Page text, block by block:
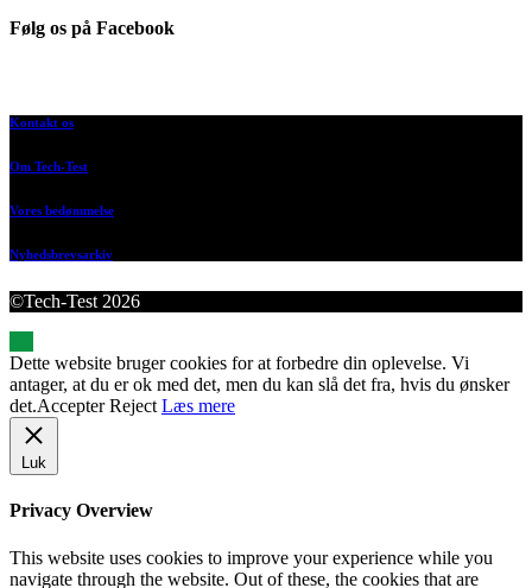
Følg os på Facebook
Kontakt os
Om Tech-Test
Vores bedømmelse
Nyhedsbrevsarkiv
©Tech-Test 2026
Dette website bruger cookies for at forbedre din oplevelse. Vi
antager, at du er ok med det, men du kan slå det fra, hvis du ønsker
det.Accepter Reject Læs mere
Luk
Privacy Overview
This website uses cookies to improve your experience while you
navigate through the website. Out of these, the cookies that are